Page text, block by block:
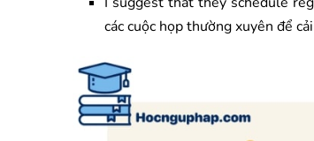
các cuộc họp thường xuyên để